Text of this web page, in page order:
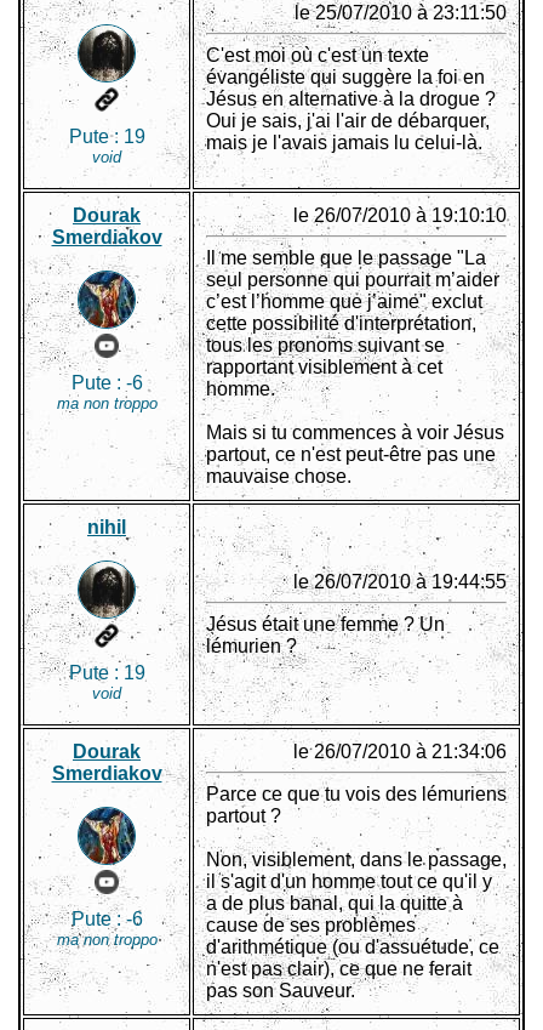
Pute : 19
void
le 25/07/2010 à 23:11:50
C'est moi où c'est un texte
évangéliste qui suggère la foi en
Jésus en alternative à la drogue ?
Oui je sais, j'ai l'air de débarquer,
mais je l'avais jamais lu celui-là.
Dourak
Smerdiakov
Pute : -6
ma non troppo
le 26/07/2010 à 19:10:10
Il me semble que le passage "La
seul personne qui pourrait m’aider
c’est l’homme que j’aime" exclut
cette possibilité d'interprétation,
tous les pronoms suivant se
rapportant visiblement à cet
homme.
Mais si tu commences à voir Jésus
partout, ce n'est peut-être pas une
mauvaise chose.
nihil
Pute : 19
void
le 26/07/2010 à 19:44:55
Jésus était une femme ? Un
lémurien ?
Dourak
Smerdiakov
Pute :-6
ma non troppo
le 26/07/2010 à 21:34:06
Parce ce que tu vois des lémuriens
partout ?
Non, visiblement, dans le passage,
il s'agit d'un homme tout ce qu'il y
a de plus banal, qui la quitte à
cause de ses problèmes
d'arithmétique (ou d'assuétude, ce
n'est pas clair), ce que ne ferait
pas son Sauveur.